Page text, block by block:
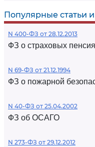
Популярные статьи
N 400-ФЗ от 28.12.2013
ФЗ о страховых
N 69-ФЗ от 21.12.1994
ФЗ о пожарной
N 40-ФЗ от 25.04.2002
ФЗ об ОСАГО
N 273-ФЗ от 29.12.2012